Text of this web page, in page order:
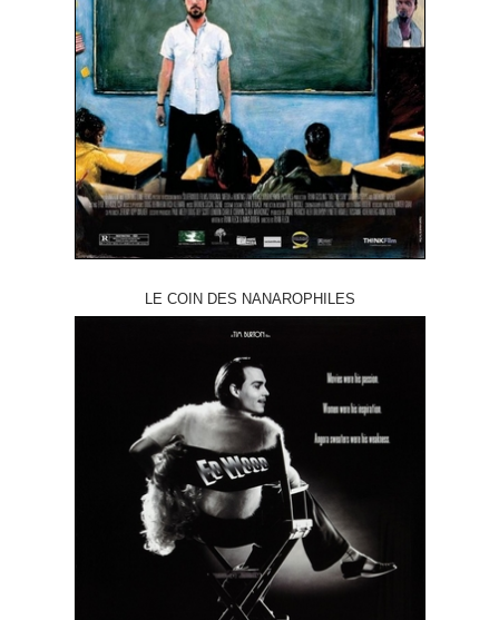
LE COIN DES NANAROPHILES